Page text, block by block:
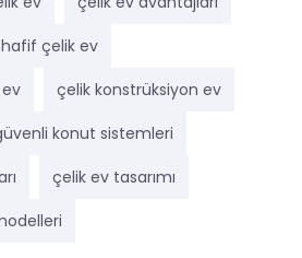
çelik ev
çelik konstrüksiyon ev
konut sistemleri
çelik ev tasarımı